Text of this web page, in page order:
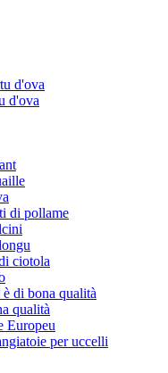
d'ova
d'ova
di pollame
ciotola
di bona qualità
qualità
Europeu
per uccelli